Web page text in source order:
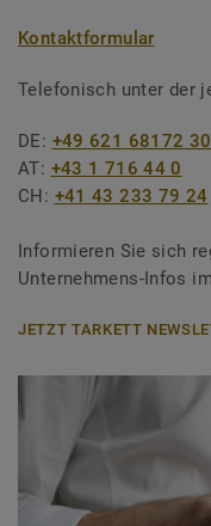
Kontaktformular
Telefonisch unter der
DE: +49 621 68172
AT: +43 1 716 44 0
CH: +41 43 233 79 24
Informieren Sie sich
Unternehmens-Infos
JETZT TARKETT